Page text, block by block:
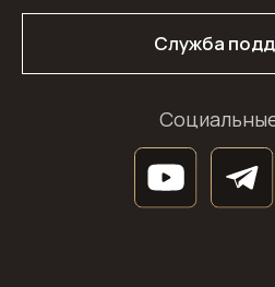
ООО «ЛИДЕР СНА» ИНН: 9726069986, ОГРН: